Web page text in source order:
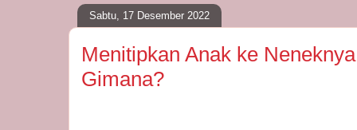
Sabtu, 17 Desember 2022
Menitipkan Anak ke
Gimana?